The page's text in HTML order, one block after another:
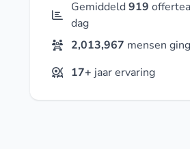
Gemiddeld919
dag
2,013,967 mensen
17+ jaar ervaring